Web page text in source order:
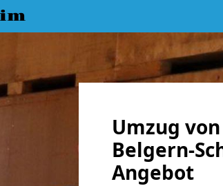
Umzug
Belgern-
Angebot